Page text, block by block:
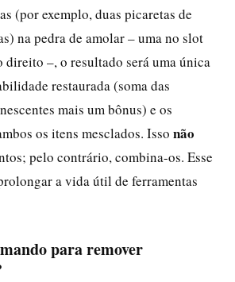
(por exemplo, duas picaretas de
na pedra de amolar – uma no slot
direito –, o resultado será uma única
restaurada (soma das
mais um bônus) e os
os itens mesclados. Isso não
pelo contrário, combina-os. Esse
a vida útil de ferramentas
para remover